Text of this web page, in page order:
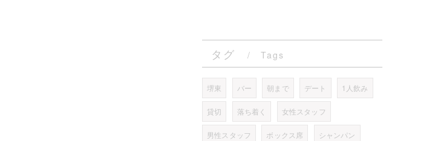
タグ Tags
堺東 バー 朝まで デート 1人飲み
貸切 落ち着く 女性スタッフ
男性スタッフ ボックス席 シャンパン